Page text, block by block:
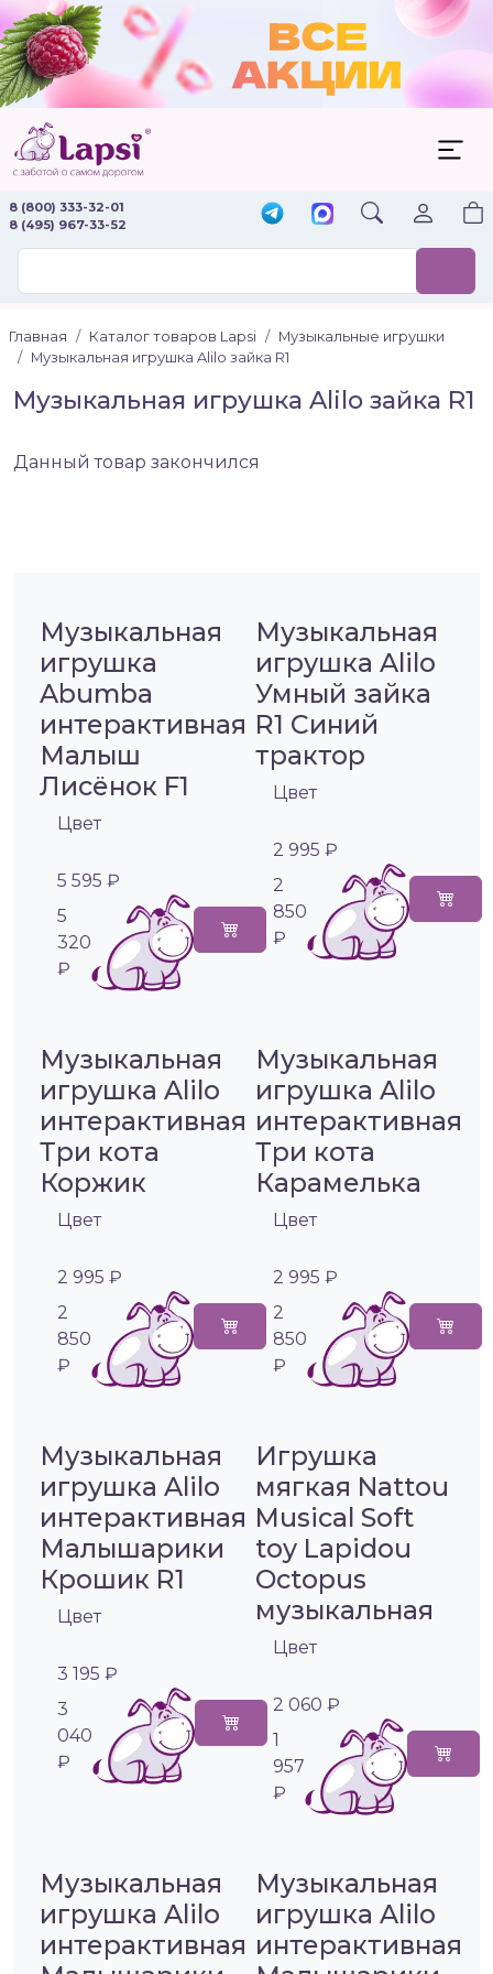
8 (800) 333-32-01
8 (495) 967-33-52
Главная Каталог товаров Lapsi
Музыкальные игрушки
Музыкальная игрушка Alilo зайка R1
Музыкальная игрушка Alilo зайка R1
Данный товар закончился
Музыкальная
игрушка
Abumba
интерактивная
Малыш
Лисёнок F1
Цвет
5 595 ₽
5
320
₽
Музыкальная
игрушка Alilo
Умный зайка
R1 Синий
трактор
Цвет
2 995 ₽
2
850
₽
Музыкальная
игрушка Alilo
интерактивная
Три кота
Коржик
Цвет
2 995 ₽
2
850
₽
Музыкальная
игрушка Alilo
интерактивная
Три кота
Карамелька
Цвет
2 995 ₽
2
850
₽
Музыкальная
игрушка Alilo
интерактивная
Малышарики
Крошик R1
Цвет
3 195 ₽
3
040
₽
Игрушка
мягкая Nattou
Musical Soft
toy Lapidou
Octopus
музыкальная
Цвет
2 060 ₽
1
957
₽
Музыкальная
игрушка Alilo
интерактивная
Музыкальная
игрушка Alilo
интерактивная